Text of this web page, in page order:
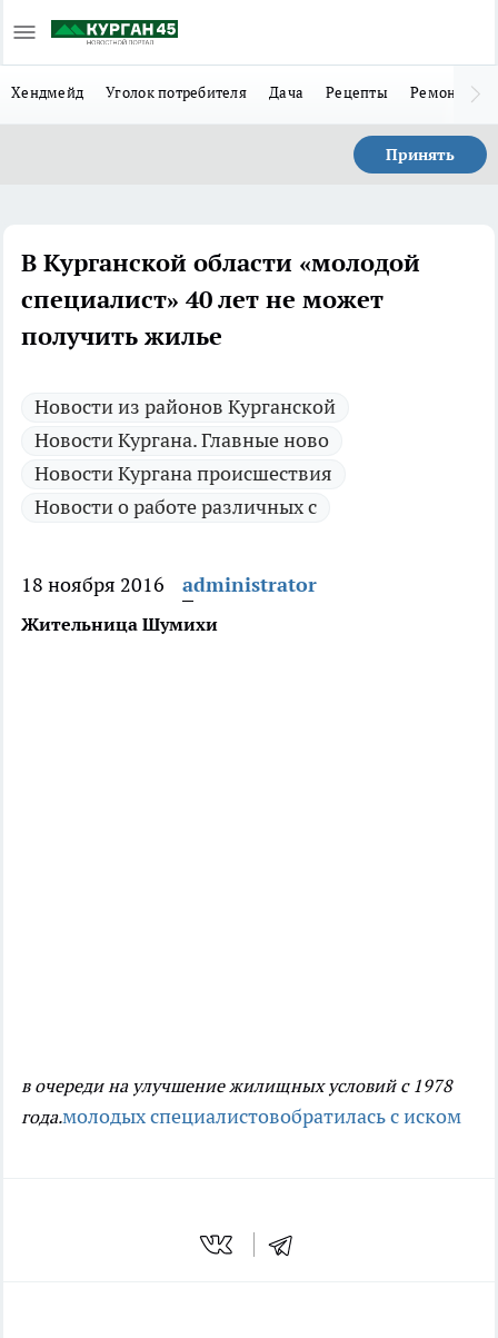
Хендмейд Уголок потребителя Дача Рецепты Ремонт
Принять
В Курганской области «молодой
специалист» 40 лет не может
получить жилье
Новости из районов Курганской
Новости Кургана. Главные ново
Новости Кургана происшествия
Новости о работе различных с
18 ноября 2016 administrator
Жительница Шумихи
в очереди на улучшение жилищных условий с 1978
года.молодых специалистовобратилась с иском